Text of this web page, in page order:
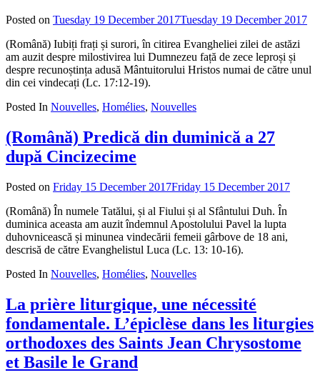
Posted on Tuesday 19 December 2017Tuesday 19 December 2017
(Română) Iubiți frați și surori, în citirea Evangheliei zilei de astăzi
am auzit despre milostivirea lui Dumnezeu față de zece leproși și
despre recunoștința adusă Mântuitorului Hristos numai de către unul
din cei vindecați (Lc. 17:12-19).
Posted In Nouvelles, Homélies, Nouvelles
(Română) Predică din duminică a 27
după Cincizecime
Posted on Friday 15 December 2017Friday 15 December 2017
(Română) În numele Tatălui, și al Fiului și al Sfântului Duh. În
duminica aceasta am auzit îndemnul Apostolului Pavel la lupta
duhovnicească și minunea vindecării femeii gârbove de 18 ani,
descrisă de către Evanghelistul Luca (Lc. 13: 10-16).
Posted In Nouvelles, Homélies, Nouvelles
La prière liturgique, une nécessité
fondamentale. L’épiclèse dans les liturgies
orthodoxes des Saints Jean Chrysostome
et Basile le Grand